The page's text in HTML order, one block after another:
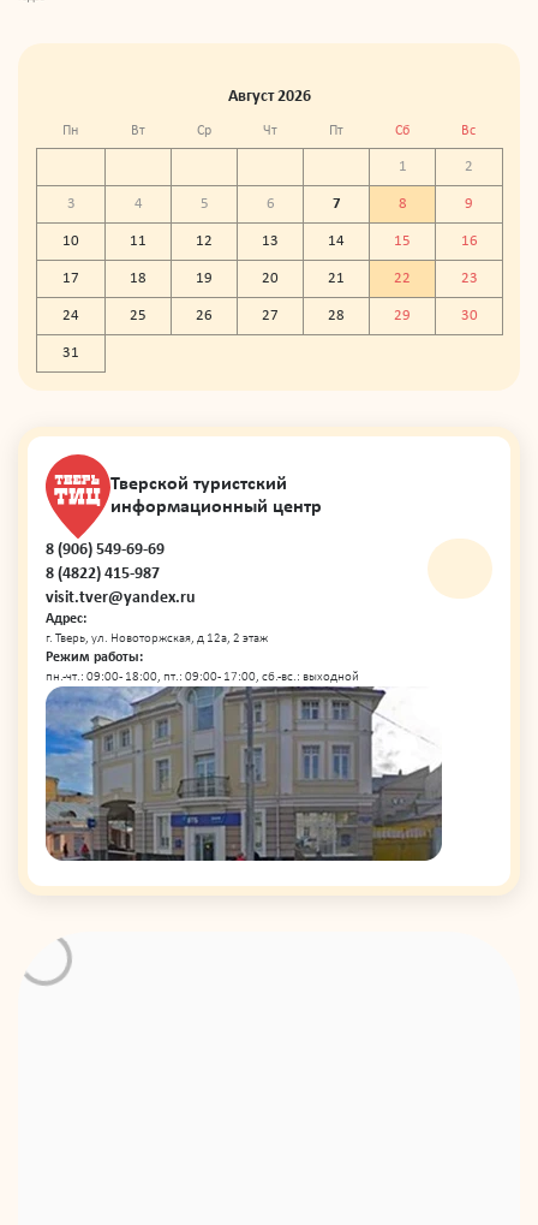
Август 2026
Пн Вт Ср Чт Пт Сб Вс
1 2
3 4 5 6 7 8 9
10 11 12 13 14 15 16
17 18 19 20 21 22 23
24 25 26 27 28 29 30
31
Тверской туристский
информационный центр
8 (906) 549-69-69
8 (4822) 415-987
visit.tver@yandex.ru
Адрес:
г. Тверь, ул. Новоторжская, д 12а, 2 этаж
Режим работы:
пн.-чт.: 09:00 - 18:00, пт.: 09:00 - 17:00, сб.-вс.: выходной